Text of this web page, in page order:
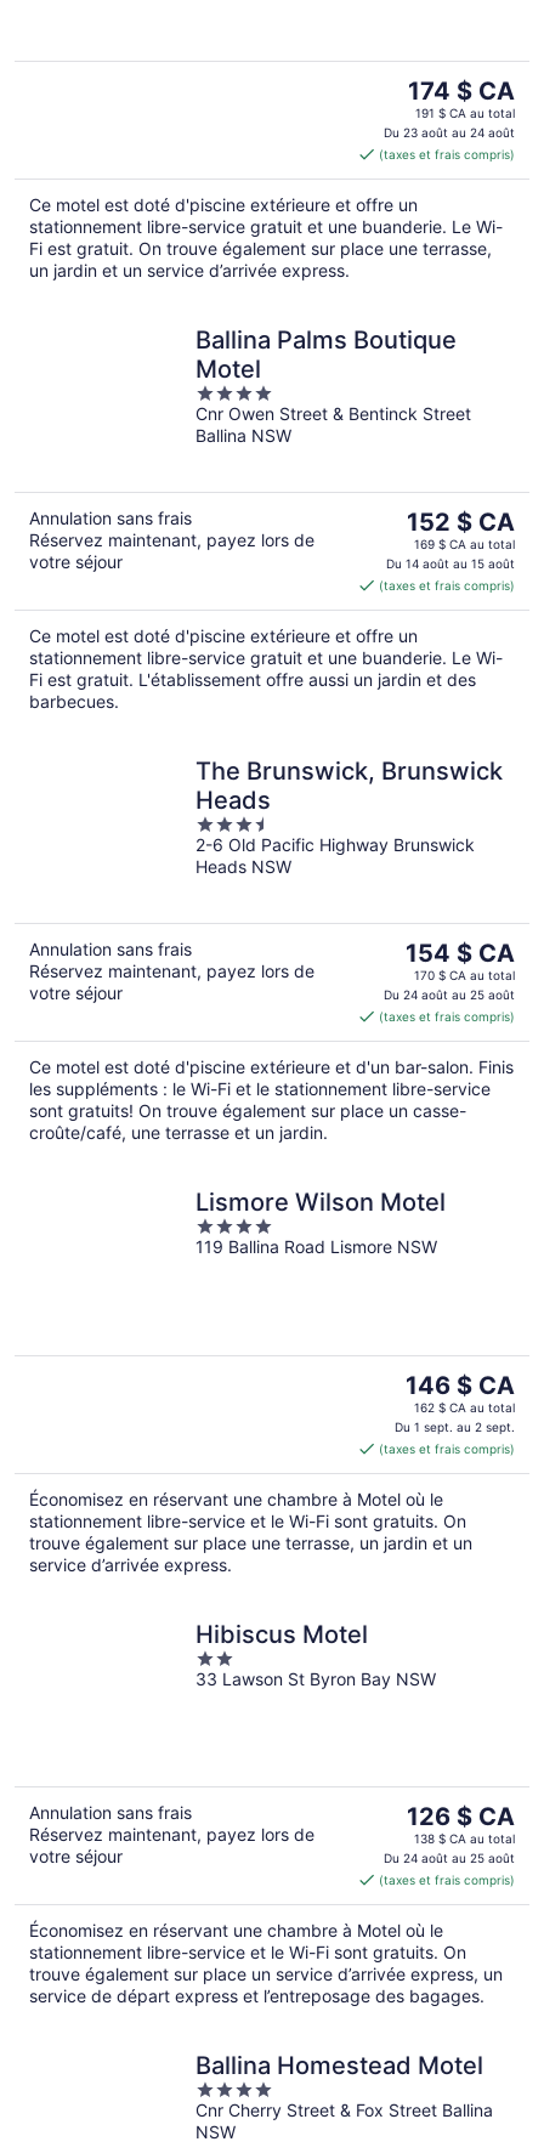
Le
prix
est
de 174 $ CA
par
nuit
174 $ CA
191 $ CA au total
Du 23 août au 24 août
(taxes et frais compris)
Ce motel est doté d'piscine extérieure et offre un
stationnement libre-service gratuit et une buanderie. Le Wi-
Fi est gratuit. On trouve également sur place une terrasse,
un jardin et un service d’arrivée express.
Ballina Palms Boutique
Motel
4
out
of
Cnr Owen Street & Bentinck Street
Ballina NSW
Annulation sans frais
Réservez maintenant, payez lors de
votre séjour
Le
prix
est
de 152 $ CA
par
nuit
152 $ CA
169 $ CA au total
Du 14 août au 15 août
(taxes et frais compris)
Ce motel est doté d'piscine extérieure et offre un
stationnement libre-service gratuit et une buanderie. Le Wi-
Fi est gratuit. L'établissement offre aussi un jardin et des
barbecues.
The Brunswick, Brunswick
Heads
3.5
out
of
2-6 Old Pacific Highway Brunswick
Heads NSW
Annulation sans frais
Réservez maintenant, payez lors de
votre séjour
Le
prix
est
de 154 $ CA
par
nuit
154 $ CA
170 $ CA au total
Du 24 août au 25 août
(taxes et frais compris)
Ce motel est doté d'piscine extérieure et d'un bar-salon. Finis
les suppléments : le Wi-Fi et le stationnement libre-service
sont gratuits! On trouve également sur place un casse-
croûte/café, une terrasse et un jardin.
Lismore Wilson Motel
4
out
119 Ballina Road Lismore NSW
Le
prix
est
de 146 $ CA
par
nuit
146 $ CA
162 $ CA au total
Du 1 sept. au 2 sept.
(taxes et frais compris)
Économisez en réservant une chambre à Motel où le
stationnement libre-service et le Wi-Fi sont gratuits. On
trouve également sur place une terrasse, un jardin et un
service d’arrivée express.
Hibiscus Motel
2
out
33 Lawson St Byron Bay NSW
Annulation sans frais
Réservez maintenant, payez lors de
votre séjour
Le
prix
est
de 126 $ CA
par
nuit
126 $ CA
138 $ CA au total
Du 24 août au 25 août
(taxes et frais compris)
Économisez en réservant une chambre à Motel où le
stationnement libre-service et le Wi-Fi sont gratuits. On
trouve également sur place un service d’arrivée express, un
service de départ express et l’entreposage des bagages.
Ballina Homestead Motel
4
out
of
Cnr Cherry Street & Fox Street Ballina
NSW